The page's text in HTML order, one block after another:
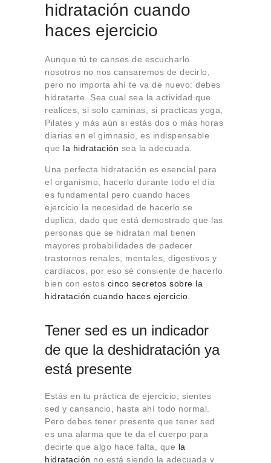
hidratación cuando
haces ejercicio
Aunque tú te canses de escucharlo
nosotros no nos cansaremos de decirlo,
pero no importa ahí te va de nuevo: debes
hidratarte. Sea cual sea la actividad que
realices, si solo caminas, si practicas yoga,
Pilates y más aún si estás dos o más horas
diarias en el gimnasio, es indispensable
que la hidratación sea la adecuada.
Una perfecta hidratación es esencial para
el organismo, hacerlo durante todo el día
es fundamental pero cuando haces
ejercicio la necesidad de hacerlo se
duplica, dado que está demostrado que las
personas que se hidratan mal tienen
mayores probabilidades de padecer
trastornos renales, mentales, digestivos y
cardíacos, por eso sé consiente de hacerlo
bien con estos cinco secretos sobre la
hidratación cuando haces ejercicio
Tener sed es un indicador
de que la deshidratación ya
está presente
Estás en tu práctica de ejercicio, sientes
sed y cansancio, hasta ahí todo normal.
Pero debes tener presente que tener sed
es una alarma que te da el cuerpo para
decirte que algo hace falta, que la
hidratación no está siendo la adecuada y